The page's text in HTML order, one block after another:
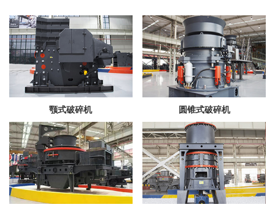
颚式破碎机 圆锥式破碎机